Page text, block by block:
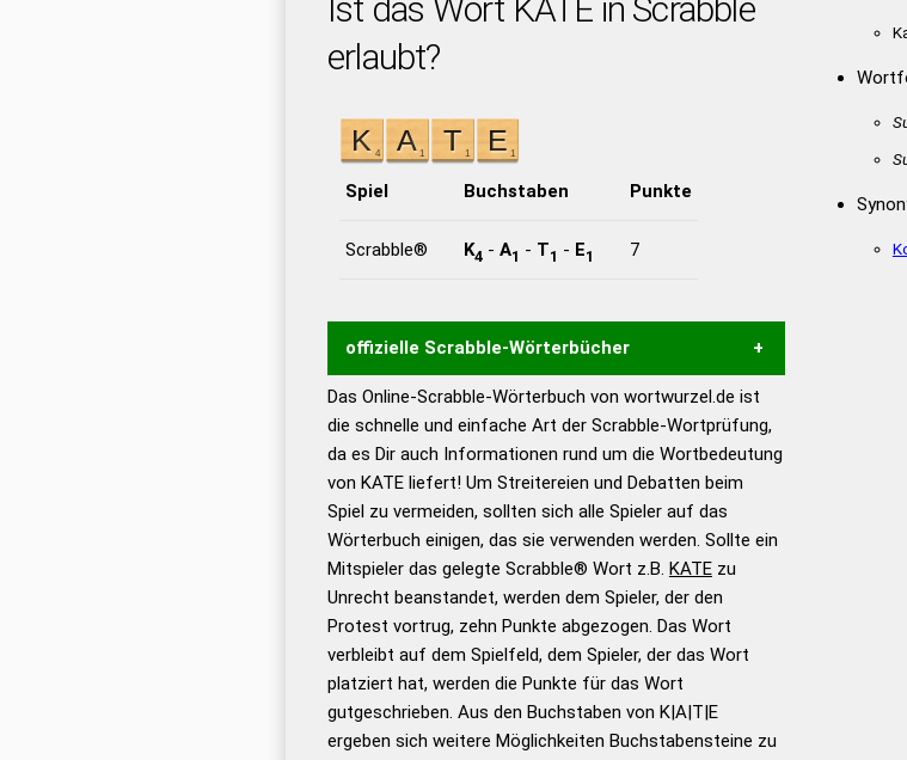
Ist das Wort KATE in Scrabble
erlaubt?
Spiel Buchstaben Punkte
Scrabble® K4 - A1 - T1 - E1 7
offizielle Scrabble-Wörterbücher
Wortwurzel liefert mit Hilfe eines semantischen
Wortanalyse-Algorithmus gute Anhaltspunkte zu
Wortbedeutung, Worttrennung und Wortform, um die
Gültigkeit eines Wortes für das Scrabble-Spiel zu
bestimmen! zugelassene Turnier Scrabble-
Wörterbücher sind:
Duden – Standardwerk in 12
Bänden
Duden – Richtiges und gutes
Deutsch
Duden – Die deutsche Grammatik
Das Online-Scrabble-Wörterbuch von wortwurzel.de ist
die schnelle und einfache Art der Scrabble-Wortprüfung,
da es Dir auch Informationen rund um die Wortbedeutung
von KATE liefert! Um Streitereien und Debatten beim
Spiel zu vermeiden, sollten sich alle Spieler auf das
Wörterbuch einigen, das sie verwenden werden. Sollte ein
Mitspieler das gelegte Scrabble® Wort z.B. KATEzu
Unrecht beanstandet, werden dem Spieler, der den
Protest vortrug, zehn Punkte abgezogen. Das Wort
verbleibt auf dem Spielfeld, dem Spieler, der das Wort
platziert hat, werden die Punkte für das Wort
gutgeschrieben. Aus den Buchstaben von K|A|T|E
ergeben sich weitere Möglichkeiten Buchstabensteine zu